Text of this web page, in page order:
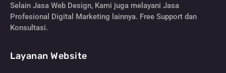
Selain Jasa Web Design, Kami juga melayani Jasa
Profesional Digital Marketing lainnya. Free Support dan
Konsultasi.
Layanan Website